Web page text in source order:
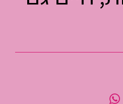
חיים גם